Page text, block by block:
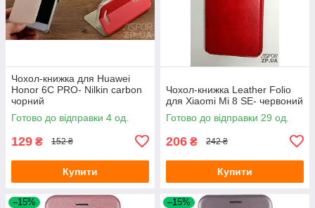
Чохол-книжка для Huawei
Honor 6C PRO- Nilkin carbon
чорний
Готово до відправки 4 од.
129 ₴ 152 ₴
Купити
Чохол-книжка Leather Folio
для Xiaomi Mi 8 SE- червоний
Готово до відправки 29 од.
206 ₴ 242 ₴
Купити
–15% –15%